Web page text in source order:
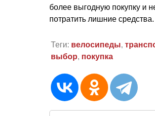
более выгодную покупку и
потратить лишние средства.
Теги: велосипеды,
выбор, покупка